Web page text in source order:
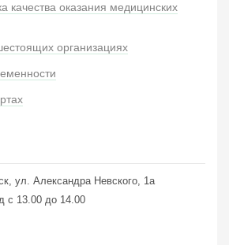
качества оказания медицинских
организациях
ул. Александра Невского, 1а
с 13.00 до 14.00